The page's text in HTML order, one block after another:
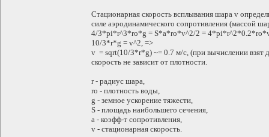
Стационарная скорость всплывания шара v
силе аэродинамического сопротивления (массой
4/3*pi*r^3*ro*g = S*a*ro*v^2/2 =
10/3*r*g = v^2, =>
v = sqrt(10/3*r*g) ~= 0.7 м/с, (при вычислении взят
скорость не зависит от плотности.
r - радиус шара,
ro - плотность воды,
g - земное ускорение тяжести,
S - площадь наибольшего сечения,
a - коэфф-т сопротивления,
v - стационарная скорость.